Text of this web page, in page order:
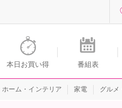
ップチャンネル
本日お買い得 番組表
ホーム・インテリア 家電 グルメ